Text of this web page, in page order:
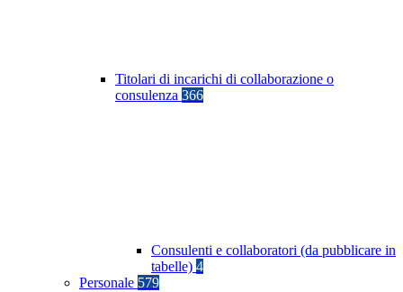
Titolari di incarichi di collaborazione o
consulenza 366
Consulenti e collaboratori (da pubblicare in
tabelle) 4
Personale 579